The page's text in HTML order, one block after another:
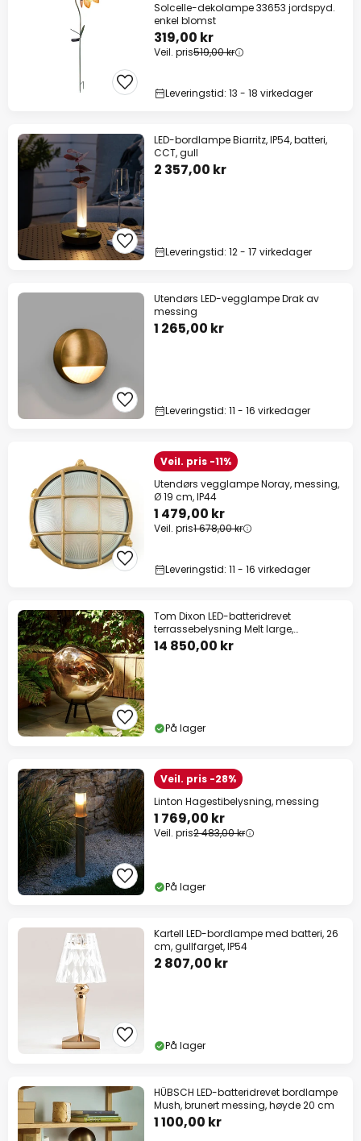
Solcelle-dekolampe 33653 jordspyd.
enkel blomst
319,00 kr
Veil. pris519,00 kr
Leveringstid: 13 - 18 virkedager
LED-bordlampe Biarritz, IP54, batteri,
CCT, gull
2 357,00 kr
Leveringstid: 12 - 17 virkedager
Utendørs LED-vegglampe Drak av
messing
1 265,00 kr
Leveringstid: 11 - 16 virkedager
Veil. pris -11%
Utendørs vegglampe Noray, messing,
Ø 19 cm, IP44
1 479,00 kr
Veil. pris1 678,00 kr
Leveringstid: 11 - 16 virkedager
Tom Dixon LED-batteridrevet
terrassebelysning Melt large,
gullfarget
14 850,00 kr
På lager
Veil. pris -28%
Linton Hagestibelysning, messing
1 769,00 kr
Veil. pris2 483,00 kr
På lager
Kartell LED-bordlampe med batteri, 26
cm, gullfarget, IP54
2 807,00 kr
På lager
HÜBSCH LED-batteridrevet bordlampe
Mush, brunert messing, høyde 20 cm
1 100,00 kr